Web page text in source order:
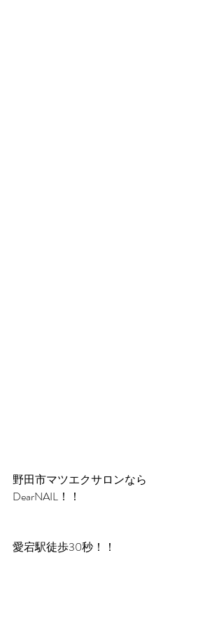
野田市マツエクサロンなら
DearNAIL！！
愛宕駅徒歩30秒！！